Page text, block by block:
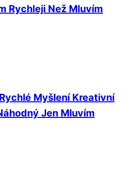
Rychleji Než Mluvím
Myšlení Kreativní
Jen Mluvím